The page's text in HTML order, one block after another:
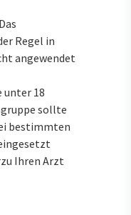
Regel in
angewendet
unter 18
sollte
bestimmten
Ihren Arzt